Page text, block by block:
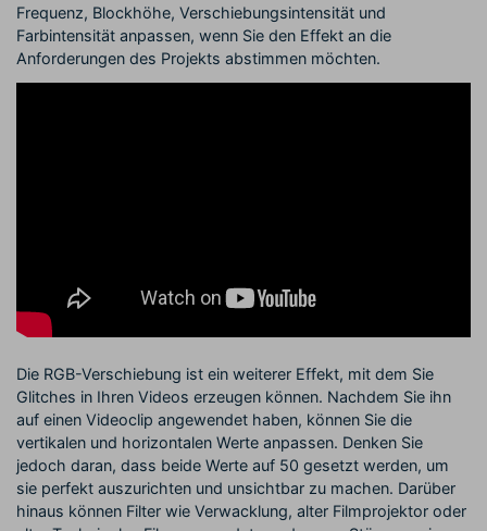
Frequenz, Blockhöhe, Verschiebungsintensität und
Farbintensität anpassen, wenn Sie den Effekt an die
Anforderungen des Projekts abstimmen möchten.
Die RGB-Verschiebung ist ein weiterer Effekt, mit dem Sie
Glitches in Ihren Videos erzeugen können. Nachdem Sie ihn
auf einen Videoclip angewendet haben, können Sie die
vertikalen und horizontalen Werte anpassen. Denken Sie
jedoch daran, dass beide Werte auf 50 gesetzt werden, um
sie perfekt auszurichten und unsichtbar zu machen. Darüber
hinaus können Filter wie Verwacklung, alter Filmprojektor oder